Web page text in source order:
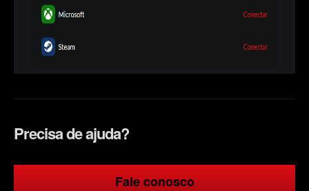
Precisa de ajuda?
Fale conosco